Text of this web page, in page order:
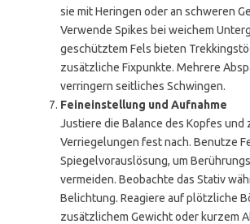
sie mit Heringen oder an schweren
Verwende Spikes bei weichem
geschütztem Fels bieten
zusätzliche Fixpunkte. Mehrere
verringern seitliches Schwingen.
Feineinstellung und Aufnahme
Justiere die Balance des Kopfes und
Verriegelungen fest nach. Benutze
Spiegelvorauslösung, um
vermeiden. Beobachte das Stativ
Belichtung. Reagiere auf plötzliche
zusätzlichem Gewicht oder kurzem